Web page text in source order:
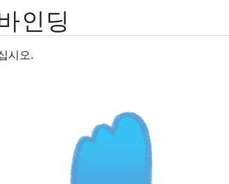
인딩
시오.